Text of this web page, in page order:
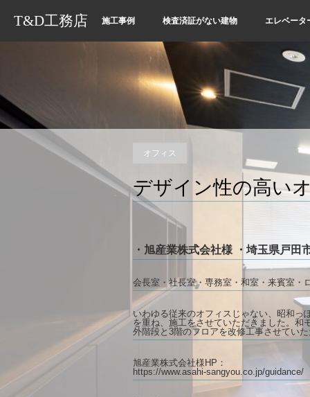
T&D工務店 施工事例 検査済証がない建物 エレベータ
オフィス
デザイン性の高い
・旭産業株式会社様 ・ 埼玉県戸田
会長室・社長室・専務室・和室・来賓室・
いわゆる従来のオフィスじゃない、昭和っ
を重ね、施工をさせていただきました。和
外階段と3階のフロアを改修工事させてい
旭産業株式会社様HP：
https://www.asahi-sangyou.co.jp/guidance/